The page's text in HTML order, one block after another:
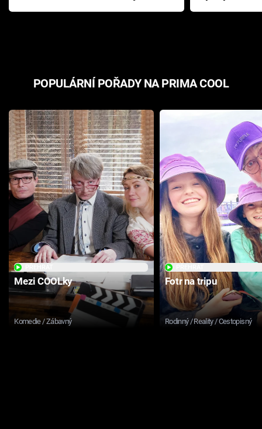
Pottera přišla s ráznou
přichází s
POPULÁRNÍ POŘADY NA PRIMA COOL
Mezi COOLky
Komedie / Zábavný
Fotr na tripu
Rodinný / Reality / Cestopisný